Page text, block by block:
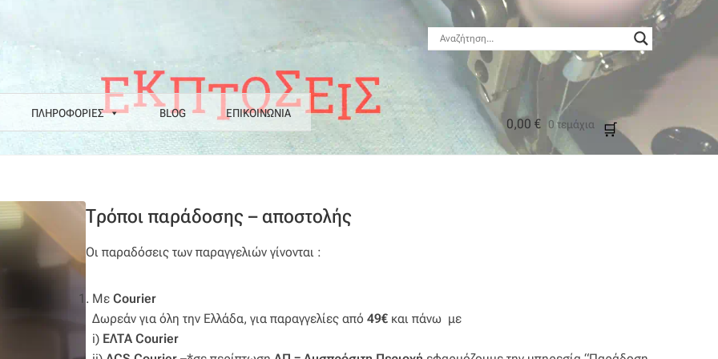
ΠΛΗΡΟΦΟΡΙΕΣ BLOG ΕΠΙΚΟΙΝΩΝΙΑ
ΕπιστροφέςΗ εταιρεία μαςΘάλασσαΚαλάθιΚατάστημαΛογαριασμός
0,00 € 0 τεμάχια
Τρόποι παράδοσης – αποστολής
Οι παραδόσεις των παραγγελιών γίνονται :
Με Cοurier
Δωρεάν για όλη την Ελλάδα, για παραγγελίες από 49€και πάνω με
i)ΕΛΤΑ Courier